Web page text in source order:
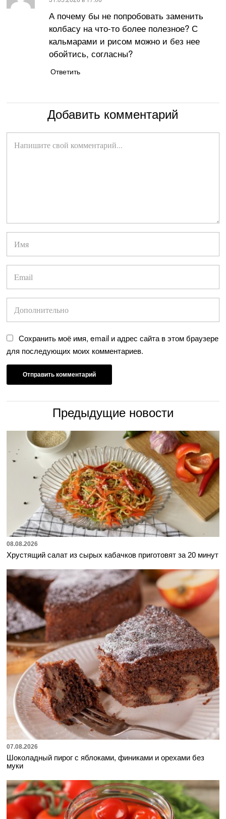
А почему бы не попробовать заменить
колбасу на что-то более полезное? С
кальмарами и рисом можно и без нее
обойтись, согласны?
Ответить
Добавить комментарий
Сохранить моё имя, email и адрес сайта в этом браузере
для последующих моих комментариев.
Предыдущие новости
08.08.2026
Хрустящий салат из сырых кабачков приготовят за 20 минут
07.08.2026
Шоколадный пирог с яблоками, финиками и орехами без
муки